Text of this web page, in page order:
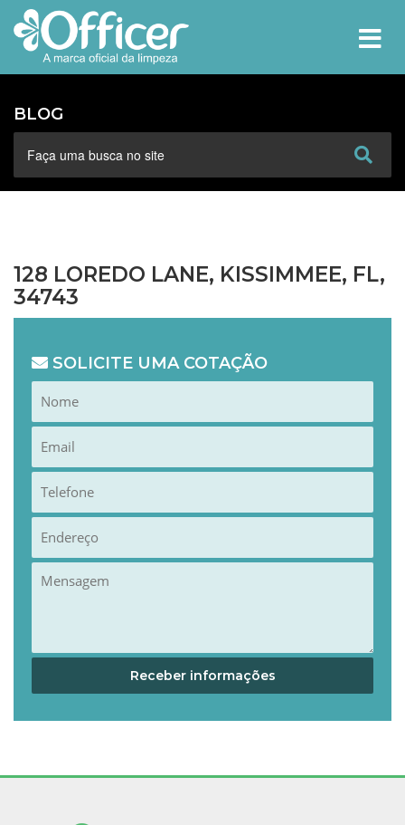
BLOG
128 LOREDO LANE, KISSIMMEE, FL,
34743
SOLICITE UMA COTAÇÃO